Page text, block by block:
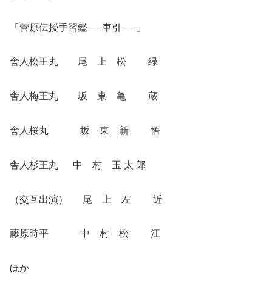
「菅原伝授手習鑑 ― 車引 ― 」
舎人松王丸 尾 上 松 緑
舎人梅王丸 坂 東 亀 蔵
舎人桜丸 坂 東 新 悟
舎人杉王丸 中 村 玉 太 郎
（交互出演） 尾 上 左 近
藤原時平 中 村 松 江
ほか